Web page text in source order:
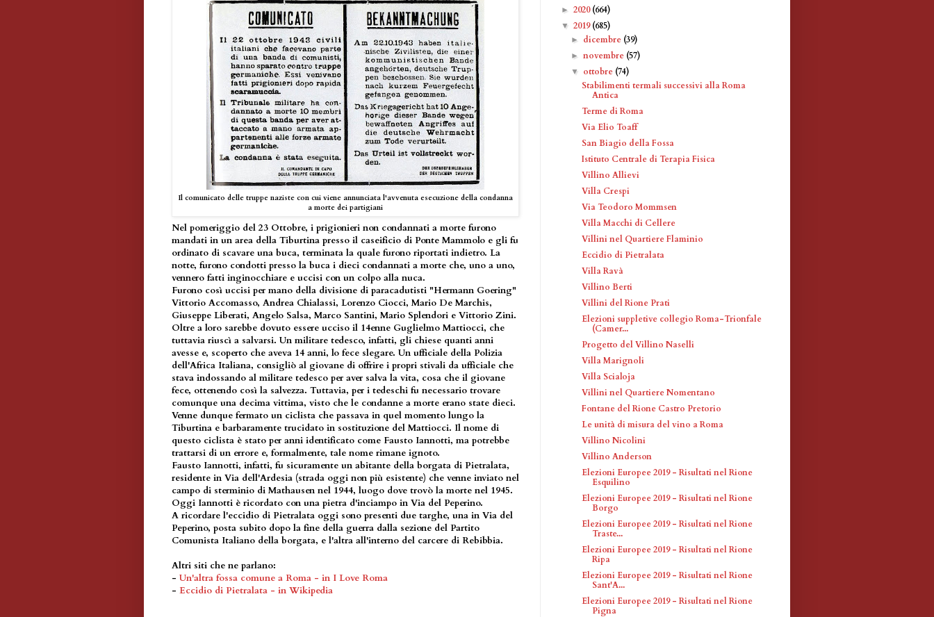
Il comunicato delle truppe naziste con cui viene annunciata l'avvenuta esecuzione della condanna
a morte dei partigiani
Nel pomeriggio del 23 Ottobre, i prigionieri non condannati a morte furono
mandati in un area della Tiburtina presso il caseificio di Ponte Mammolo e gli fu
ordinato di scavare una buca, terminata la quale furono riportati indietro. La
notte, furono condotti presso la buca i dieci condannati a morte che, uno a uno,
vennero fatti inginocchiare e uccisi con un colpo alla nuca.
Furono così uccisi per mano della divisione di paracadutisti "Hermann Goering"
Vittorio Accomasso, Andrea Chialassi, Lorenzo Ciocci, Mario De Marchis,
Giuseppe Liberati, Angelo Salsa, Marco Santini, Mario Splendori e Vittorio Zini.
Oltre a loro sarebbe dovuto essere ucciso il 14enne Guglielmo Mattiocci, che
tuttavia riuscì a salvarsi. Un militare tedesco, infatti, gli chiese quanti anni
avesse e, scoperto che aveva 14 anni, lo fece slegare. Un ufficiale della Polizia
dell'Africa Italiana, consigliò al giovane di offrire i propri stivali da ufficiale che
stava indossando al militare tedesco per aver salva la vita, cosa che il giovane
fece, ottenendo così la salvezza. Tuttavia, per i tedeschi fu necessario trovare
comunque una decima vittima, visto che le condanne a morte erano state dieci.
Venne dunque fermato un ciclista che passava in quel momento lungo la
Tiburtina e barbaramente trucidato in sostituzione del Mattiocci. Il nome di
questo ciclista è stato per anni identificato come Fausto Iannotti, ma potrebbe
trattarsi di un errore e, formalmente, tale nome rimane ignoto.
Fausto Iannotti, infatti, fu sicuramente un abitante della borgata di Pietralata,
residente in Via dell'Ardesia (strada oggi non più esistente) che venne inviato nel
campo di sterminio di Mathausen nel 1944, luogo dove trovò la morte nel 1945.
Oggi Iannotti è ricordato con una pietra d'inciampo in Via del Peperino.
A ricordare l'eccidio di Pietralata oggi sono presenti due targhe, una in Via del
Peperino, posta subito dopo la fine della guerra dalla sezione del Partito
Comunista Italiano della borgata, e l'altra all'interno del carcere di Rebibbia.
Altri siti che ne parlano:
- Un'altra fossa comune a Roma - in I Love Roma
- Eccidio di Pietralata - in Wikipedia
► 2020(664)
▼ 2019(685)
► dicembre (39)
►novembre (57)
▼ ottobre (74)
Stabilimenti termali successivi alla Roma
Antica
Terme di Roma
Via Elio Toaff
San Biagio della Fossa
Istituto Centrale di Terapia Fisica
Villino Allievi
Villa Crespi
Via Teodoro Mommsen
Villa Macchi di Cellere
Villini nel Quartiere Flaminio
Eccidio di Pietralata
Villa Ravà
Villino Berti
Villini del Rione Prati
Elezioni suppletive collegio Roma-Trionfale
(Camer...
Progetto del Villino Naselli
Villa Marignoli
Villa Scialoja
Villini nel Quartiere Nomentano
Fontane del Rione Castro Pretorio
Le unità di misura del vino a Roma
Villino Nicolini
Villino Anderson
Elezioni Europee 2019 - Risultati nel Rione
Esquilino
Elezioni Europee 2019 - Risultati nel Rione
Borgo
Elezioni Europee 2019 - Risultati nel Rione
Traste...
Elezioni Europee 2019 - Risultati nel Rione
Ripa
Elezioni Europee 2019 - Risultati nel Rione
Sant'A...
Elezioni Europee 2019 - Risultati nel Rione
Pigna